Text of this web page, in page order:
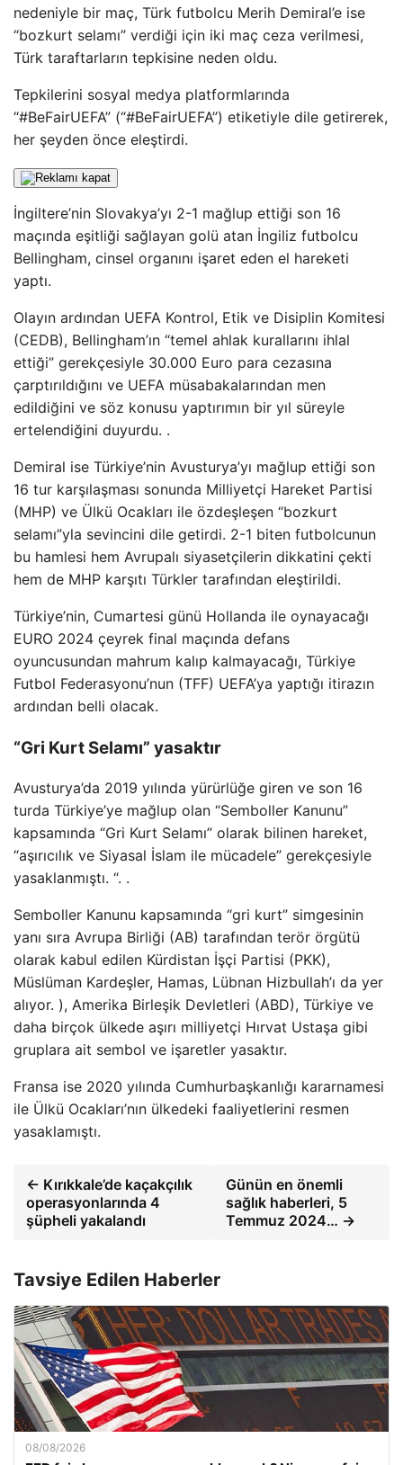
nedeniyle bir maç, Türk futbolcu Merih Demiral’e ise
“bozkurt selamı” verdiği için iki maç ceza verilmesi,
Türk taraftarların tepkisine neden oldu.
Tepkilerini sosyal medya platformlarında
“#BeFairUEFA” (“#BeFairUEFA”) etiketiyle dile getirerek,
her şeyden önce eleştirdi.
İngiltere’nin Slovakya’yı 2-1 mağlup ettiği son 16
maçında eşitliği sağlayan golü atan İngiliz futbolcu
Bellingham, cinsel organını işaret eden el hareketi
yaptı.
Olayın ardından UEFA Kontrol, Etik ve Disiplin Komitesi
(CEDB), Bellingham’ın “temel ahlak kurallarını ihlal
ettiği” gerekçesiyle 30.000 Euro para cezasına
çarptırıldığını ve UEFA müsabakalarından men
edildiğini ve söz konusu yaptırımın bir yıl süreyle
ertelendiğini duyurdu. .
Demiral ise Türkiye’nin Avusturya’yı mağlup ettiği son
16 tur karşılaşması sonunda Milliyetçi Hareket Partisi
(MHP) ve Ülkü Ocakları ile özdeşleşen “bozkurt
selamı”yla sevincini dile getirdi. 2-1 biten futbolcunun
bu hamlesi hem Avrupalı ​​siyasetçilerin dikkatini çekti
hem de MHP karşıtı Türkler tarafından eleştirildi.
Türkiye’nin, Cumartesi günü Hollanda ile oynayacağı
EURO 2024 çeyrek final maçında defans
oyuncusundan mahrum kalıp kalmayacağı, Türkiye
Futbol Federasyonu’nun (TFF) UEFA’ya yaptığı itirazın
ardından belli olacak.
“Gri Kurt Selamı” yasaktır
Avusturya’da 2019 yılında yürürlüğe giren ve son 16
turda Türkiye’ye mağlup olan “Semboller Kanunu”
kapsamında “Gri Kurt Selamı” olarak bilinen hareket,
“aşırıcılık ve Siyasal İslam ile mücadele” gerekçesiyle
yasaklanmıştı. “. .
Semboller Kanunu kapsamında “gri kurt” simgesinin
yanı sıra Avrupa Birliği (AB) tarafından terör örgütü
olarak kabul edilen Kürdistan İşçi Partisi (PKK),
Müslüman Kardeşler, Hamas, Lübnan Hizbullah’ı da yer
alıyor. ), Amerika Birleşik Devletleri (ABD), Türkiye ve
daha birçok ülkede aşırı milliyetçi Hırvat Ustaşa gibi
gruplara ait sembol ve işaretler yasaktır.
Fransa ise 2020 yılında Cumhurbaşkanlığı kararnamesi
ile Ülkü Ocakları’nın ülkedeki faaliyetlerini resmen
yasaklamıştı.
← Kırıkkale’de kaçakçılık
operasyonlarında 4
şüpheli yakalandı
Günün en önemli
sağlık haberleri, 5
Temmuz 2024… →
Tavsiye Edilen Haberler
08/08/2026